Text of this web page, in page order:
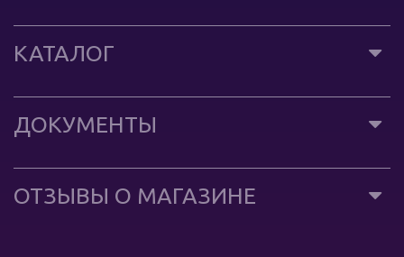
КАТАЛОГ
ДОКУМЕНТЫ
ОТЗЫВЫ О МАГАЗИНЕ